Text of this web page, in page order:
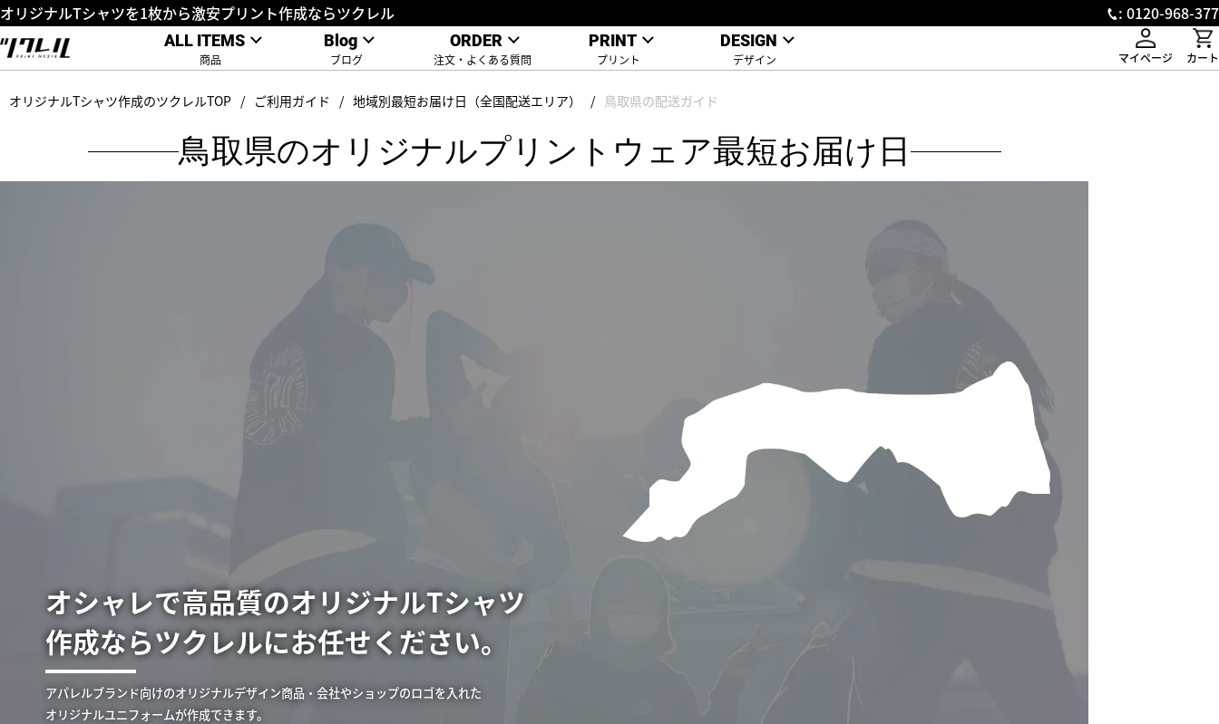
オリジナルTシャツを1枚から激安プリント作成ならツクレル : 0120-968-377
ALL ITEMS
商品
Blog
ブログ
ORDER
注文・よくある質問
PRINT
プリント
DESIGN
デザイン マイページ カート
オリジナルTシャツ作成のツクレルTOP ご利用ガイド 地域別最短お届け日（全国配送エリア） 鳥取県の配送ガイド
鳥取県のオリジナルプリントウェア最短お届け日
オシャレで高品質のオリジナルTシャツ
作成ならツクレルにお任せください。
アパレルブランド向けのオリジナルデザイン商品・会社やショップのロゴを入れた
オリジナルユニフォームが作成できます。